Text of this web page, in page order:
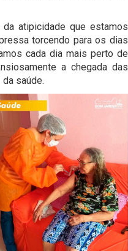
atipicidade que estamos
torcendo para os dias
cada dia mais perto de
a chegada das
saúde.